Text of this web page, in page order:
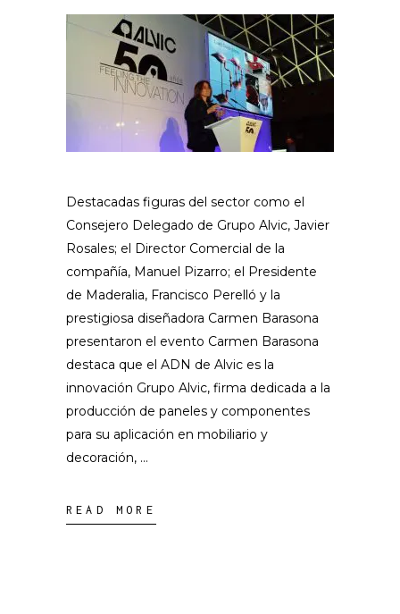
Destacadas figuras del sector como el
Consejero Delegado de Grupo Alvic, Javier
Rosales; el Director Comercial de la
compañía, Manuel Pizarro; el Presidente
de Maderalia, Francisco Perelló y la
prestigiosa diseñadora Carmen Barasona
presentaron el evento Carmen Barasona
destaca que el ADN de Alvic es la
innovación Grupo Alvic, firma dedicada a la
producción de paneles y componentes
para su aplicación en mobiliario y
decoración,
READ MORE